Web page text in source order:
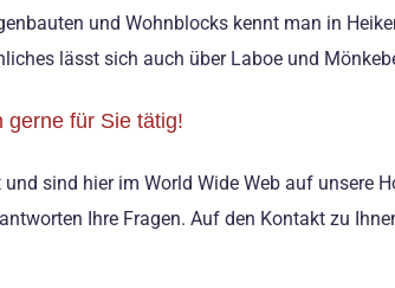
und Wohnblocks kennt man in
lässt sich auch über Laboe und
gerne für Sie tätig!
sind hier im World Wide Web auf unsere
Ihre Fragen. Auf den Kontakt zu